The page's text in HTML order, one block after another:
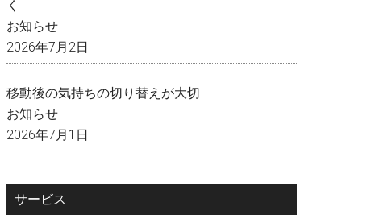
く
お知らせ
2026年7月2日
移動後の気持ちの切り替えが大切
お知らせ
2026年7月1日
サービス